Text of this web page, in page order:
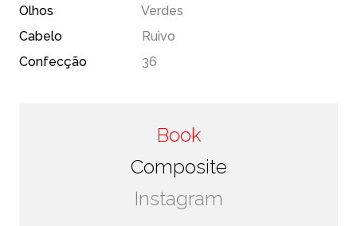
Olhos
Verdes
Cabelo
Ruivo
Confecção
36
Book
Composite
Instagram